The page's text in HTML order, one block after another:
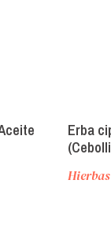
Erba
Hierbas